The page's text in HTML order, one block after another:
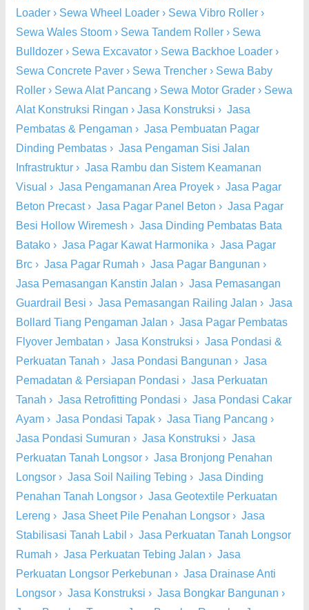
Loader › Sewa Wheel Loader › Sewa Vibro Roller ›
Sewa Wales Stoom › Sewa Tandem Roller › Sewa
Bulldozer › Sewa Excavator › Sewa Backhoe Loader ›
Sewa Concrete Paver › Sewa Trencher › Sewa Baby
Roller › Sewa Alat Pancang › Sewa Motor Grader › Sewa
Alat Konstruksi Ringan › Jasa Konstruksi › Jasa
Pembatas & Pengaman › Jasa Pembuatan Pagar
Dinding Pembatas › Jasa Pengaman Sisi Jalan
Infrastruktur › Jasa Rambu dan Sistem Keamanan
Visual › Jasa Pengamanan Area Proyek › Jasa Pagar
Beton Precast› Jasa Pagar Panel Beton › Jasa Pagar
Besi Hollow Wiremesh › Jasa Dinding Pembatas Bata
Batako › Jasa Pagar Kawat Harmonika › Jasa Pagar
Brc › Jasa Pagar Rumah › Jasa Pagar Bangunan ›
Jasa Pemasangan Kanstin Jalan › Jasa Pemasangan
Guardrail Besi › Jasa Pemasangan Railing Jalan › Jasa
Bollard Tiang Pengaman Jalan › Jasa Pagar Pembatas
Flyover Jembatan › Jasa Konstruksi › Jasa Pondasi &
Perkuatan Tanah › Jasa Pondasi Bangunan › Jasa
Pemadatan & Persiapan Pondasi › Jasa Perkuatan
Tanah › Jasa Retrofitting Pondasi › Jasa Pondasi Cakar
Ayam › Jasa Pondasi Tapak › Jasa Tiang Pancang ›
Jasa Pondasi Sumuran › Jasa Konstruksi › Jasa
Perkuatan Tanah Longsor › Jasa Bronjong Penahan
Longsor › Jasa Soil Nailing Tebing › Jasa Dinding
Penahan Tanah Longsor › Jasa Geotextile Perkuatan
Lereng › Jasa Sheet Pile Penahan Longsor › Jasa
Stabilisasi Tanah Labil › Jasa Perkuatan Tanah Longsor
Rumah › Jasa Perkuatan Tebing Jalan › Jasa
Perkuatan Longsor Perkebunan › Jasa Drainase Anti
Longsor › Jasa Konstruksi › Jasa Bongkar Bangunan ›